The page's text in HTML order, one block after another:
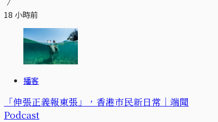
18 小時前
播客
「伸張正義報東張」，香港市民新日常｜端聞
Podcast